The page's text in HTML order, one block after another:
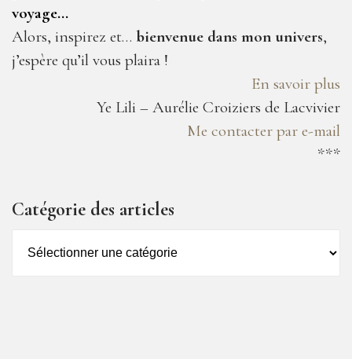
voyage…
Alors, inspirez et… bienvenue dans mon univers,
j’espère qu’il vous plaira !
En savoir plus
Ye Lili – Aurélie Croiziers de Lacvivier
Me contacter par e-mail
***
Catégorie des articles
des